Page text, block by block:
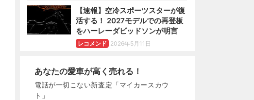
【速報】空冷スポーツスターが復
活する！ 2027モデルでの再登板
をハーレーダビッドソンが明言
レコメンド 2026年5月11日
あなたの愛車が高く売れる！
電話が一切こない新査定「マイカースカウ
ト」